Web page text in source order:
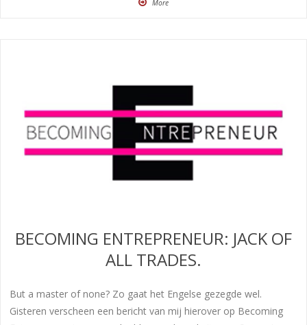
More
BECOMING ENTREPRENEUR: JACK OF
ALL TRADES.
But a master of none? Zo gaat het Engelse gezegde wel.
Gisteren verscheen een bericht van mij hierover op Becoming